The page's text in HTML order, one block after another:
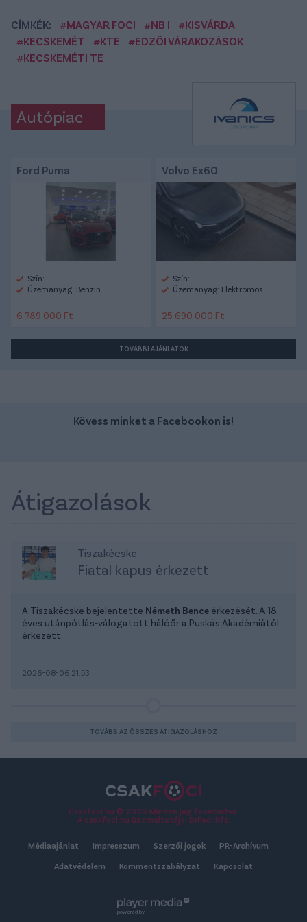
CÍMKÉK: #MAGYAR FOCI #NB I
#KISVÁRDA
#KECSKEMÉT
#KTE
#EDZŐI VÁRAKOZÁSOK
#KECSKEMÉTI TE
Autópiac
Ford Puma
Szín:
Üzemanyag: Benzin
6 789 000 Ft
Volvo Ex60
Szín:
Üzemanyag: Elektromos
25 690 000 Ft
TOVÁBBI AJÁNLATOK
Kövess minket a Facebookon is!
Átigazolások
Tiszakécske
Fiatal kapus érkezett
A Tiszakécske bejelentette Németh Bence érkezését. A 18
éves utánpótlás-válogatott hálóőr a Puskás Akadémiától
érkezett.
2026-08-06 21:53
TOVÁBB AZ ÖSSZES ÁTIGAZOLÁSHOZ
Csakfoci.hu © 2026 Minden jog fenntartva.
A csakfoci.hu üzemeltetője: DrFoci Kft.
Médiaajánlat Impresszum Szerzői jogok PR-Archívum
Adatvédelem Kommentszabályzat Kapcsolat
powered by